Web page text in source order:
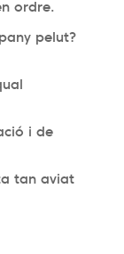
ordre.
pelut?
i de
tan aviat